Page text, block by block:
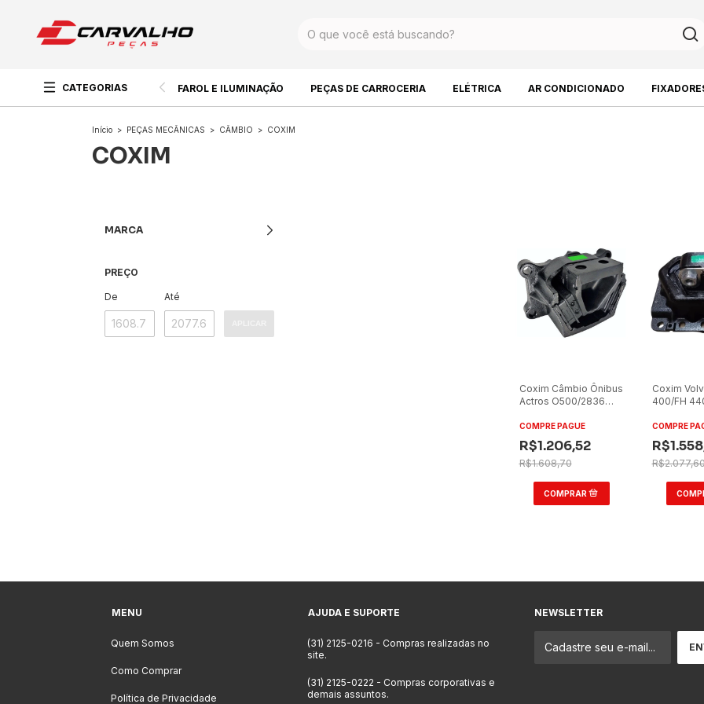
CATEGORIAS FAROL E ILUMINAÇÃO PEÇAS DE CARROCERIA ELÉTRICA AR CONDICIONADO
Início > PEÇAS MECÂNICAS > CÂMBIO > COXIM
COXIM
MARCA
PREÇO
De Até
Coxim Câmbio Ônibus
Actros O500/2836
COMPRE PAGUE
R$1.206,52
R$1.608,70
Coxim
400/FH
COMPRE
MENU
Quem Somos
Como Comprar
Política de Privacidade
AJUDA E SUPORTE
(31) 2125-0216 - Compras realizadas no
site.
(31) 2125-0222 - Compras corporativas e
demais assuntos.
NEWSLETTER